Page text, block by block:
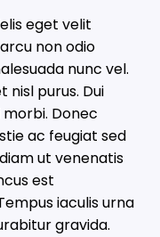
eget velit
non odio
nunc vel.
nisl purus. Dui
Donec
ac feugiat sed
ut venenatis
est
iaculis urna
gravida.